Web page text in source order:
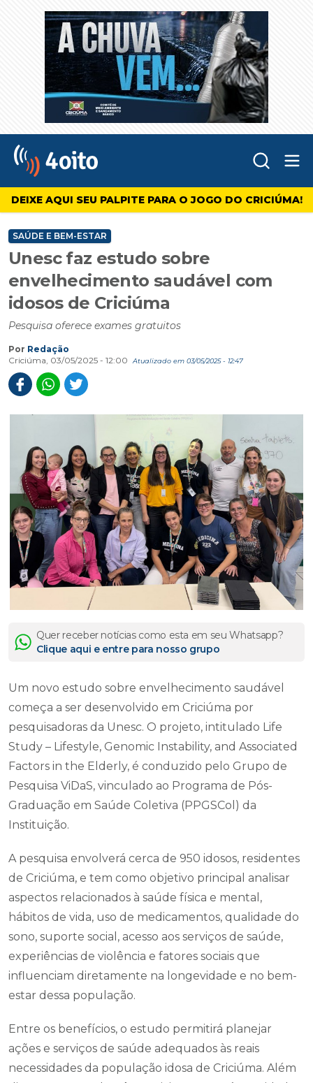
4oito
DEIXE AQUI SEU PALPITE PARA O JOGO DO CRICIÚMA!
SAÚDE E BEM-ESTAR
Unesc faz estudo sobre
envelhecimento saudável com
idosos de Criciúma
Pesquisa oferece exames gratuitos
Por Redação
Criciúma, 03/05/2025 - 12:00
Atualizado em 03/05/2025 - 12:47
Quer receber notícias como esta em seu Whatsapp?
Clique aqui e entre para nosso grupo
Um novo estudo sobre envelhecimento saudável
começa a ser desenvolvido em Criciúma por
pesquisadoras da Unesc. O projeto, intitulado Life
Study – Lifestyle, Genomic Instability, and Associated
Factors in the Elderly, é conduzido pelo Grupo de
Pesquisa ViDaS, vinculado ao Programa de Pós-
Graduação em Saúde Coletiva (PPGSCol) da
Instituição.
A pesquisa envolverá cerca de 950 idosos, residentes
de Criciúma, e tem como objetivo principal analisar
aspectos relacionados à saúde física e mental,
hábitos de vida, uso de medicamentos, qualidade do
sono, suporte social, acesso aos serviços de saúde,
experiências de violência e fatores sociais que
influenciam diretamente na longevidade e no bem-
estar dessa população.
Entre os benefícios, o estudo permitirá planejar
ações e serviços de saúde adequados às reais
necessidades da população idosa de Criciúma. Além